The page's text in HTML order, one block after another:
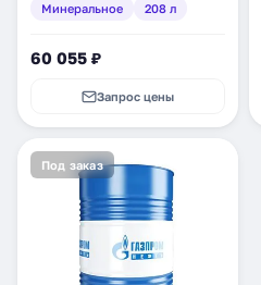
Минеральное 208 л
60 055 ₽
Запрос цены
Под заказ